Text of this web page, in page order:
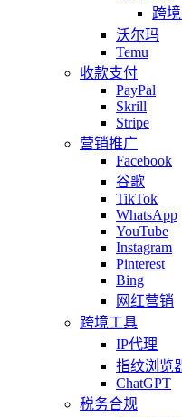
跨
沃尔玛
Temu
收款支付
PayPal
Skrill
Stripe
营销推广
Facebook
谷歌
TikTok
WhatsApp
YouTube
Instagram
Pinterest
Bing
网红营销
跨境工具
IP代理
指纹浏览
ChatGPT
税务合规